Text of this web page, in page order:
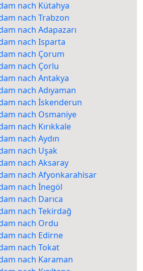
nach Kütahya
nach Trabzon
nach Adapazarı
nach Isparta
nach Çorum
nach Çorlu
nach Antakya
nach Adıyaman
nach İskenderun
nach Osmaniye
nach Kırıkkale
nach Aydın
nach Uşak
nach Aksaray
nach Afyonkarahisar
nach İnegöl
nach Darıca
nach Tekirdağ
nach Ordu
nach Edirne
nach Tokat
nach Karaman